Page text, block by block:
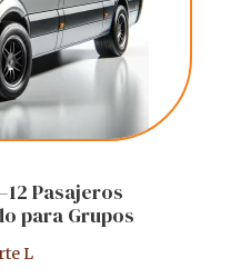
Pasajeros
para Grupos
L